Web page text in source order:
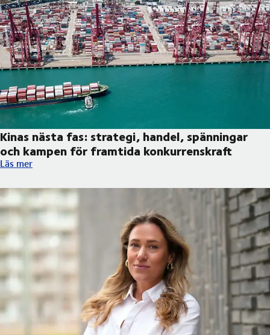
Kinas nästa fas: strategi, handel, spänningar
och kampen för framtida konkurrenskraft
Kinas nästa fas: strategi, handel, spänningar och kampen för
Läs mer